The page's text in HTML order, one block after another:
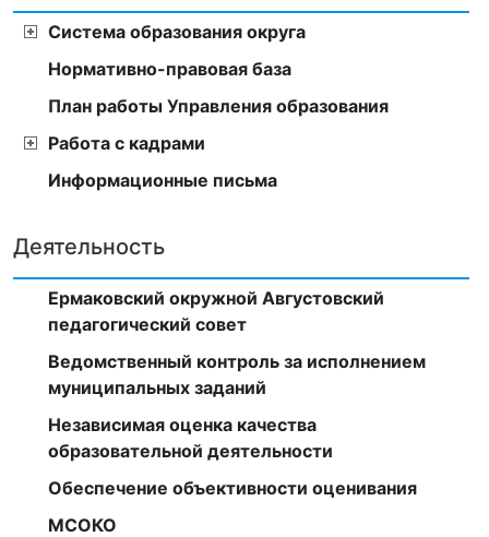
Система образования округа
Нормативно-правовая база
План работы Управления образования
Работа с кадрами
Информационные письма
Деятельность
Ермаковский окружной Августовский
педагогический совет
Ведомственный контроль за исполнением
муниципальных заданий
Независимая оценка качества
образовательной деятельности
Обеспечение объективности оценивания
МСОКО